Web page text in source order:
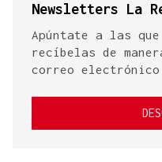
Newsletters La
Apúntate a las
recíbelas de
correo electrónico